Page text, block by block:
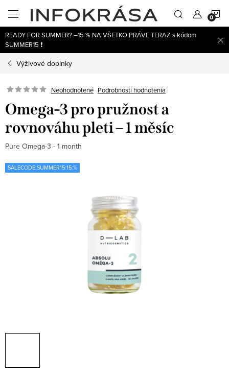
obsah
READY FOR SUMMER? –15 % NA VŠETKO PRÁVE TERAZ s kódom
SUMMER15 ❗
Výživové doplnky
Neohodnotené Podrobnosti hodnotenia
Omega-3 pro pružnost a
rovnováhu pleti – 1 měsíc
Pure Omega-3 - 1 month
SALECODE:SUMMER15:15:%